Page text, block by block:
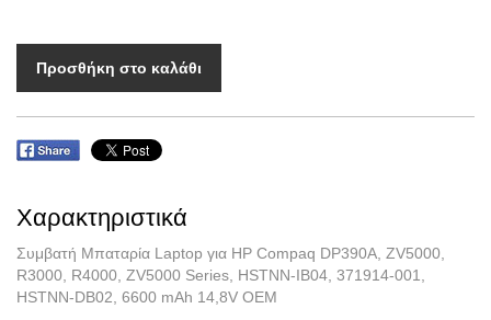
Προσθήκη στο καλάθι
Χαρακτηριστικά
Συμβατή Μπαταρία Laptop για HP Compaq DP390A, ZV5000,
R3000, R4000, ZV5000 Series, HSTNN-IB04, 371914-001,
HSTNN-DB02, 6600 mAh 14,8V OEM